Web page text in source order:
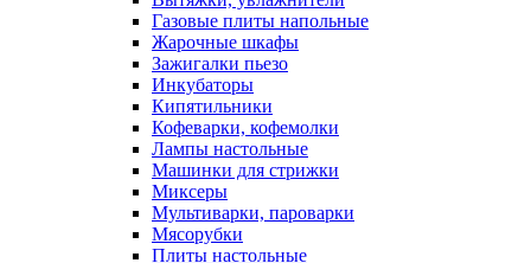
Газовые плиты напольные
Жарочные шкафы
Зажигалки пьезо
Инкубаторы
Кипятильники
Кофеварки, кофемолки
Лампы настольные
Машинки для стрижки
Миксеры
Мультиварки, пароварки
Мясорубки
Плиты настольные